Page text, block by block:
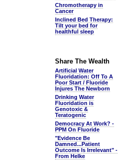
Chromotherapy in
Cancer
Inclined Bed Therapy:
Tilt your bed for
healthful sleep
Share The Wealth
Artificial Water
Fluoridation: Off To A
Poor Start / Fluoride
Injures The Newborn
Drinking Water
Fluoridation is
Genotoxic &
Teratogenic
Democracy At Work? -
PPM On Fluoride
"Evidence Be
Damned...Patient
Outcome Is Irrelevant" -
From Helke